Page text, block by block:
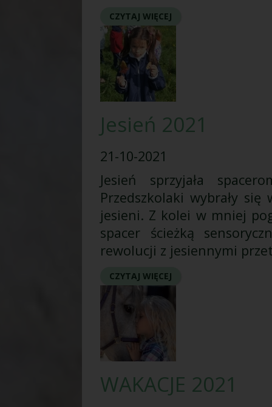
CZYTAJ WIĘCEJ
Jesień 2021
21-10-2021
Jesień sprzyjała
Przedszkolaki wybrały
jesieni. Z kolei w mniej
spacer ścieżką
rewolucji z jesiennymi
CZYTAJ WIĘCEJ
WAKACJE 2021